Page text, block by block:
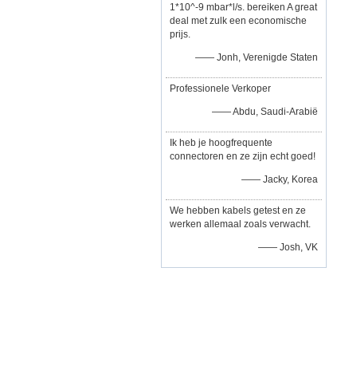
1*10^-9 mbar*l/s. bereiken A great
deal met zulk een economische
prijs.
—— Jonh, Verenigde Staten
Professionele Verkoper
—— Abdu, Saudi-Arabië
Ik heb je hoogfrequente
connectoren en ze zijn echt goed!
—— Jacky, Korea
We hebben kabels getest en ze
werken allemaal zoals verwacht.
—— Josh, VK